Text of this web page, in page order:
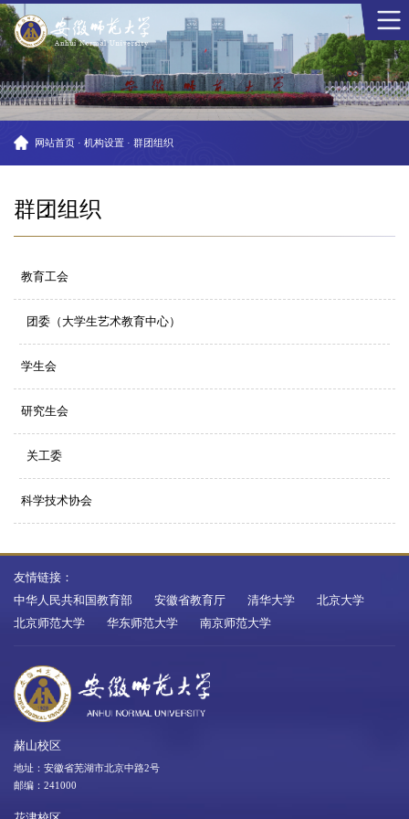
网站首页 · 机构设置 · 群团组织
群团组织
教育工会
团委（大学生艺术教育中心）
学生会
研究生会
关工委
科学技术协会
友情链接：
中华人民共和国教育部
安徽省教育厅 清华大学
北京大学
北京师范大学
华东师范大学 南京师范大学
赭山校区
地址：安徽省芜湖市北京中路2号
邮编：241000